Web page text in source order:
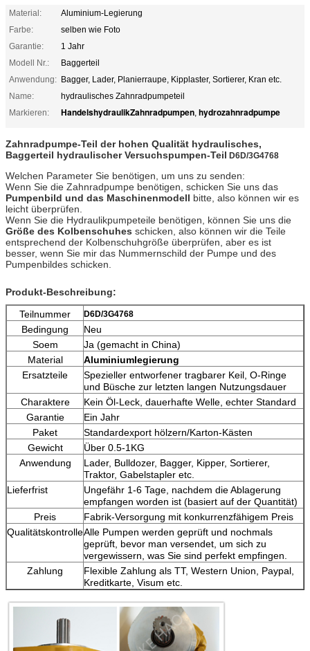
Material:
Aluminium-Legierung
Farbe:
selben wie Foto
Garantie:
1 Jahr
Modell Nr.:
Baggerteil
Anwendung: Bagger, Lader, Planierraupe, Kipplaster, Sortierer, Kran etc.
Name:
hydraulisches Zahnradpumpeteil
Markieren:
HandelshydraulikZahnradpumpen, hydrozahnradpumpe
Zahnradpumpe-Teil der hohen Qualität hydraulisches,
Baggerteil hydraulischer Versuchspumpen-Teil D6D/3G4768
Welchen Parameter Sie benötigen, um uns zu senden:
Wenn Sie die Zahnradpumpe benötigen, schicken Sie uns das
Pumpenbild und das Maschinenmodell bitte, also können wir es
leicht überprüfen.
Wenn Sie die Hydraulikpumpeteile benötigen, können Sie uns die
Größe des Kolbenschuhes schicken, also können wir die Teile
entsprechend der Kolbenschuhgröße überprüfen, aber es ist
besser, wenn Sie mir das Nummernschild der Pumpe und des
Pumpenbildes schicken.
Produkt-Beschreibung:
Teilnummer
D6D/3G4768
Bedingung
Neu
Soem
Ja (gemacht in China)
Material
Aluminiumlegierung
Ersatzteile
Spezieller entworfener tragbarer Keil, O-Ringe
und Büsche zur letzten langen Nutzungsdauer
Charaktere
Kein Öl-Leck, dauerhafte Welle, echter Standard
Garantie
Ein Jahr
Paket
Standardexport hölzern/Karton-Kästen
Gewicht
Über 0.5-1KG
Anwendung
Lader, Bulldozer, Bagger, Kipper, Sortierer,
Traktor, Gabelstapler etc.
Lieferfrist
Ungefähr 1-6 Tage, nachdem die Ablagerung
empfangen worden ist (basiert auf der Quantität)
Preis
Fabrik-Versorgung mit konkurrenzfähigem Preis
QualitätskontrolleAlle Pumpen werden geprüft und nochmals
geprüft, bevor man versendet, um sich zu
vergewissern, was Sie sind perfekt empfingen.
Zahlung
Flexible Zahlung als TT, Western Union, Paypal,
Kreditkarte, Visum etc.